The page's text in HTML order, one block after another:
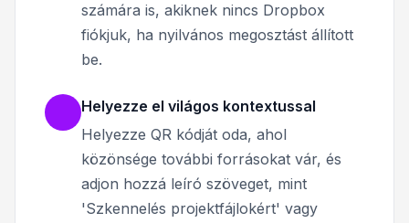
számára is, akiknek nincs Dropbox
fiókjuk, ha nyilvános megosztást állított
be.
Helyezze el világos kontextussal
Helyezze QR kódját oda, ahol
közönsége további forrásokat vár, és
adjon hozzá leíró szöveget, mint
'Szkennelés projektfájlokért' vagy